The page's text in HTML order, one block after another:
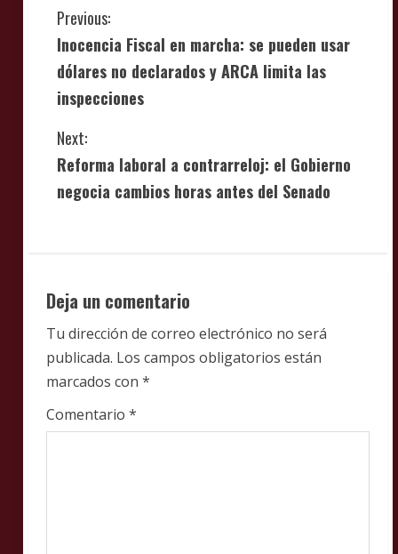
C
o
n
t
i
n
e
R
e
a
d
Previous:
Inocencia Fiscal en marcha: se pueden usar
dólares no declarados y ARCA limita las
inspecciones
Next:
Reforma laboral a contrarreloj: el Gobierno
negocia cambios horas antes del Senado
Deja un comentario
Tu dirección de correo electrónico no será
publicada. Los campos obligatorios están
marcados con *
Comentario *